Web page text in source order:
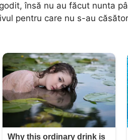
însă nu au făcut nunta
pentru care nu s-au